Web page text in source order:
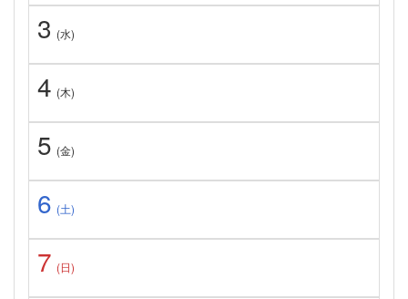
3 (水)
4 (木)
5 (金)
6 (土)
7 (日)